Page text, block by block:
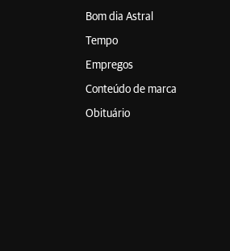
Bom dia Astral
Tempo
Empregos
Conteúdo de marca
Obituário